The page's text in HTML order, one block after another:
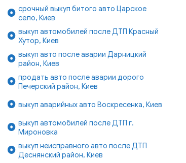
срочный выкуп битого авто Царское
село, Киев
выкуп автомобилей после ДТП Красный
Хутор, Киев
выкуп авто после аварии Дарницкий
район, Киев
продать авто после аварии дорого
Печерский район, Киев
выкуп аварийных авто Воскресенка, Киев
выкуп автомобилей после ДТП г.
Мироновка
выкуп неисправного авто после ДТП
Деснянский район, Киев